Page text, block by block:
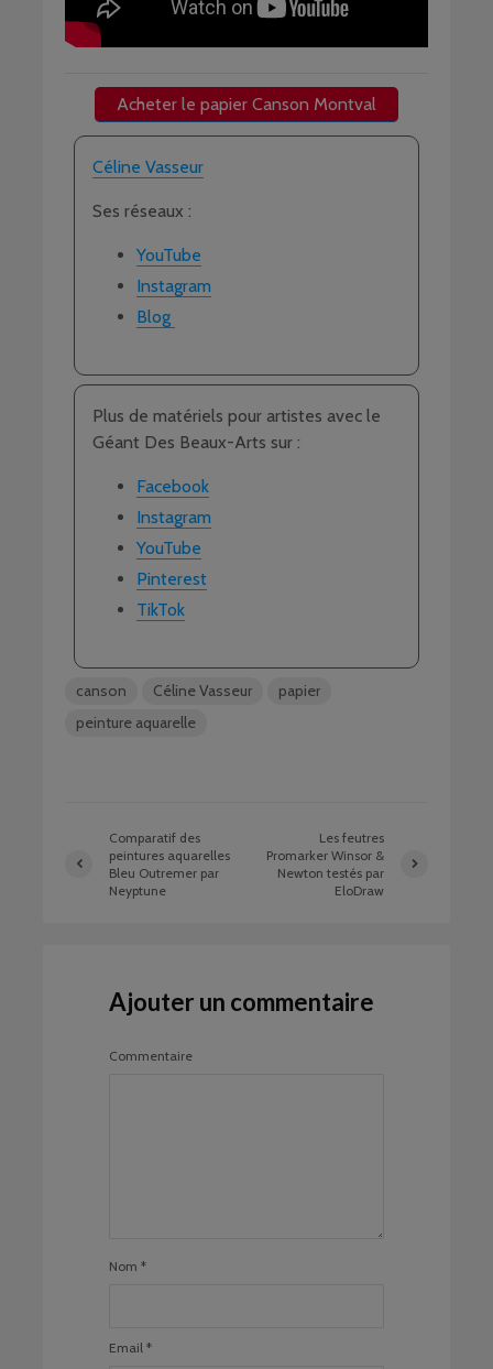
Acheter le papier Canson Montval
Céline Vasseur
Ses réseaux :
YouTube
Instagram
Blog
Plus de matériels pour artistes avec le
Géant Des Beaux-Arts sur :
Facebook
Instagram
YouTube
Pinterest
TikTok
canson Céline Vasseur
papier
peinture aquarelle
Comparatif des
peintures aquarelles
Bleu Outremer par
Neyptune
Les feutres
Promarker Winsor &
Newton testés par
EloDraw
Ajouter un commentaire
Commentaire
Nom *
Email *